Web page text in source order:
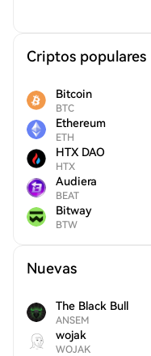
Criptos populares
Bitcoin
BTC
Ethereum
ETH
HTX DAO
HTX
Audiera
BEAT
Bitway
BTW
Nuevas
The Black Bull
ANSEM
wojak
WOJAK